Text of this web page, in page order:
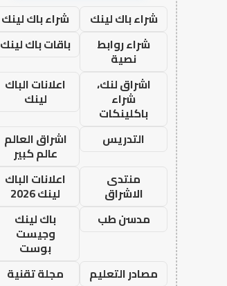
شراء باك لينك
شراء باك لينك
شراء روابط
نصية
باقات باك لينك
اشراق لنك،
شراء
باكلينكات
اعلانات الباك
لينك
التدريس
اشراق العالم
عالم كبير
منتدى
الاشراق
اعلانات الباك
لينك 2026
مدسن طب
باك لينك
وجيست
بوست
مصادر التعليم
مجلة تقنية